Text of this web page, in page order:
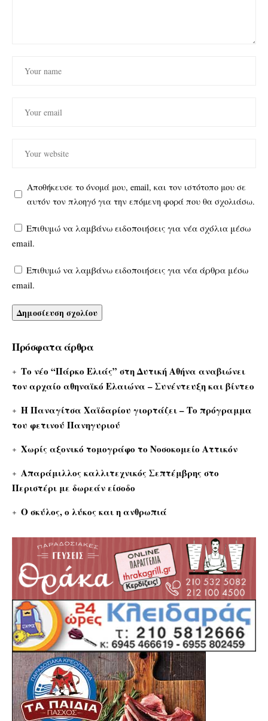
Αποθήκευσε το όνομά μου, email, και τον ιστότοπο μου σε
αυτόν τον πλοηγό για την επόμενη φορά που θα σχολιάσω.
Επιθυμώ να λαμβάνω ειδοποιήσεις για νέα σχόλια μέσω
email.
Επιθυμώ να λαμβάνω ειδοποιήσεις για νέα άρθρα μέσω
email.
Πρόσφατα άρθρα
Το νέο “Πάρκο Ελιάς” στη Δυτική Αθήνα αναβιώνει
τον αρχαίο αθηναϊκό Ελαιώνα – Συνέντευξη και βίντεο
Η Παναγίτσα Χαϊδαρίου γιορτάζει – Το πρόγραμμα
του φετινού Πανηγυριού
Χωρίς αξονικό τομογράφο το Νοσοκομείο Αττικόν
Απαράμιλλος καλλιτεχνικός Σεπτέμβρης στο
Περιστέρι με δωρεάν είσοδο
Ο σκύλος, ο λύκος και η ανθρωπιά